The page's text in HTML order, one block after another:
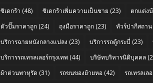
ซิเดกร้า (48) ซิเดกร้าเพิ่มความเป็นชาย (23) ตกแต่ง
ตัวปั๊มราคาถูก (24) ถุงมือราคาถูก (23) ทัวร์ปากีสถาน
บริการฉายหนังกลางแปลง (23) บริการรถตู้กระบี่ (23)
บริการรถเทรลเลอร์กรุงเทพ (44) บริษัทบริหารนิติบุคคล
ผ้าต่วนพาหุรัด (31) รถขนของย้ายหอ (42) รถเทรลเล